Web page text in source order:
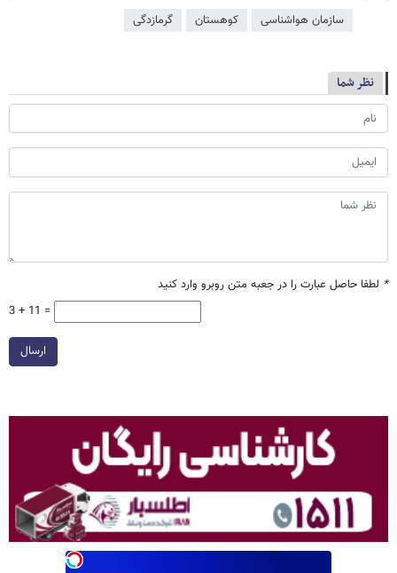
سازمان هواشناسی کوهستان گرمازدگی
نظر شما
* لطفا حاصل عبارت را در جعبه متن روبرو وارد کنید
3 + 11 =
ارسال